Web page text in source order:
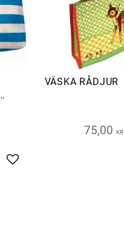
Add to favorites
VÄSKA RÅDJUR
75,00 KR